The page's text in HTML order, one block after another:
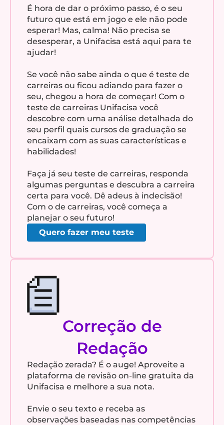
É hora de dar o próximo passo, é o seu
futuro que está em jogo e ele não pode
esperar! Mas, calma! Não precisa se
desesperar, a Unifacisa está aqui para te
ajudar!
Se você não sabe ainda o que é teste de
carreiras ou ficou adiando para fazer o
seu, chegou a hora de começar! Com o
teste de carreiras Unifacisa você
descobre com uma análise detalhada do
seu perfil quais cursos de graduação se
encaixam com as suas características e
habilidades!
Faça já seu teste de carreiras, responda
algumas perguntas e descubra a carreira
certa para você. Dê adeus à indecisão!
Com o de carreiras, você começa a
planejar o seu futuro!
Quero fazer meu teste
Correção de
Redação
Redação zerada? É o auge! Aproveite a
plataforma de revisão on-line gratuita da
Unifacisa e melhore a sua nota.
Envie o seu texto e receba as
observações baseadas nas competências